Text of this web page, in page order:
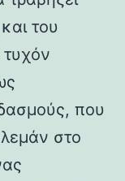
του
που
στο